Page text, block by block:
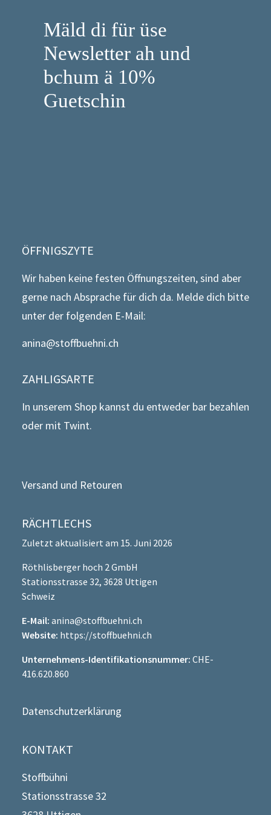
Mäld di für üse
Newsletter ah und
bchum ä 10%
Guetschin
ÖFFNIGSZYTE
Wir haben keine festen Öffnungszeiten, sind aber
gerne nach Absprache für dich da. Melde dich bitte
unter der folgenden E-Mail:
anina@stoffbuehni.ch
ZAHLIGSARTE
In unserem Shop kannst du entweder bar bezahlen
oder mit Twint.
Versand und Retouren
RÄCHTLECHS
Zuletzt aktualisiert am 15. Juni 2026
Röthlisberger hoch 2 GmbH
Stationsstrasse 32, 3628 Uttigen
Schweiz
E-Mail: anina@stoffbuehni.ch
Website: https://stoffbuehni.ch
Unternehmens-Identifikationsnummer: CHE-
416.620.860
Datenschutzerklärung
KONTAKT
Stoffbühni
Stationsstrasse 32